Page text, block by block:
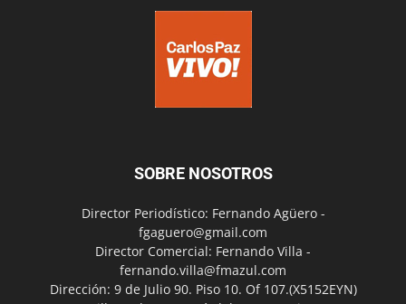
SOBRE NOSOTROS
Director Periodístico: Fernando Agüero -
fgaguero@gmail.com
Director Comercial: Fernando Villa -
fernando.villa@fmazul.com
Dirección: 9 de Julio 90. Piso 10. Of 107.(X5152EYN)